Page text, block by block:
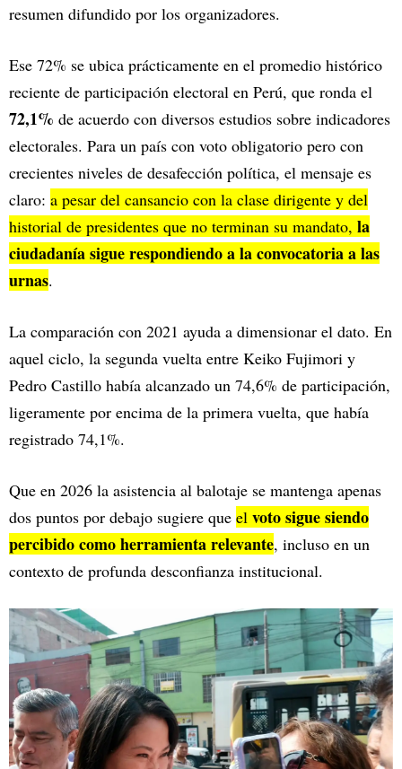
resumen difundido por los organizadores.
Ese 72% se ubica prácticamente en el promedio histórico
reciente de participación electoral en Perú, que ronda el
72,1% de acuerdo con diversos estudios sobre indicadores
electorales. Para un país con voto obligatorio pero con
crecientes niveles de desafección política, el mensaje es
claro: a pesar del cansancio con la clase dirigente y del
historial de presidentes que no terminan su mandato, la
ciudadanía sigue respondiendo a la convocatoria a las
urnas.
La comparación con 2021 ayuda a dimensionar el dato. En
aquel ciclo, la segunda vuelta entre Keiko Fujimori y
Pedro Castillo había alcanzado un 74,6% de participación,
ligeramente por encima de la primera vuelta, que había
registrado 74,1%.
Que en 2026 la asistencia al balotaje se mantenga apenas
dos puntos por debajo sugiere que el voto sigue siendo
percibido como herramienta relevante, incluso en un
contexto de profunda desconfianza institucional.